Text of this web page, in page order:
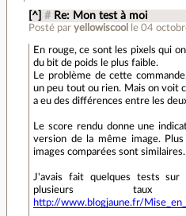
[^] # Re: Mon test à moi
Posté paryellowiscool le 04
En rouge, ce sont les pixels qui
du bit de poids le plus faible.
Le problème de cette
un peu tout ou rien. Mais on voit
a eu des différences entre les
Le score rendu donne une
version de la même image.
images comparées sont similaires.
J'avais fait quelques tests
plusieurs taux
http://www.blogjaune.fr/